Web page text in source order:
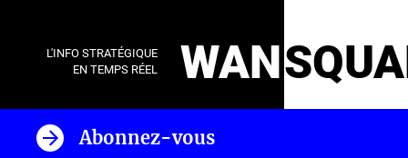
L'INFO STRATÉGIQUE
EN TEMPS RÉEL
WAN
Abonnez-vous